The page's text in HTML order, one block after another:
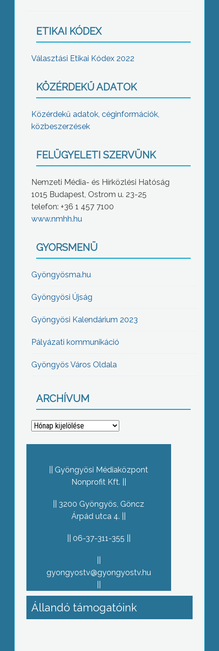
ETIKAI KÓDEX
Választási Etikai Kódex 2022
KÖZÉRDEKŰ ADATOK
Közérdekű adatok, céginformációk,
közbeszerzések
FELÜGYELETI SZERVÜNK
Nemzeti Média- és Hírközlési Hatóság
1015 Budapest, Ostrom u. 23-25
telefon: +36 1 457 7100
www.nmhh.hu
GYORSMENÜ
Gyöngyösma.hu
Gyöngyösi Újság
Gyöngyösi Kalendárium 2023
Pályázati kommunikáció
Gyöngyös Város Oldala
ARCHÍVUM
Archívum
Gyöngyösi Médiaközpont
Nonprofit Kft.
3200 Gyöngyös, Göncz
Árpád utca 4.
06-37-311-355
gyongyostv@gyongyostv.hu
Állandó támogatóink